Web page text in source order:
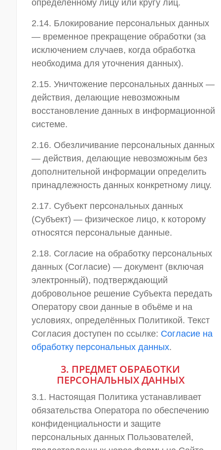
определённому лицу или кругу лиц.
2.14. Блокирование персональных данных
— временное прекращение обработки (за
исключением случаев, когда обработка
необходима для уточнения данных).
2.15. Уничтожение персональных данных —
действия, делающие невозможным
восстановление данных в информационной
системе.
2.16. Обезличивание персональных данных
— действия, делающие невозможным без
дополнительной информации определить
принадлежность данных конкретному лицу.
2.17. Субъект персональных данных
(Субъект) — физическое лицо, к которому
относятся персональные данные.
2.18. Согласие на обработку персональных
данных (Согласие) — документ (включая
электронный), подтверждающий
добровольное решение Субъекта передать
Оператору свои данные в объёме и на
условиях, определённых Политикой. Текст
Согласия доступен по ссылке: Согласие на
обработку персональных данных.
3. ПРЕДМЕТ ОБРАБОТКИ
ПЕРСОНАЛЬНЫХ ДАННЫХ
3.1. Настоящая Политика устанавливает
обязательства Оператора по обеспечению
конфиденциальности и защите
персональных данных Пользователей,